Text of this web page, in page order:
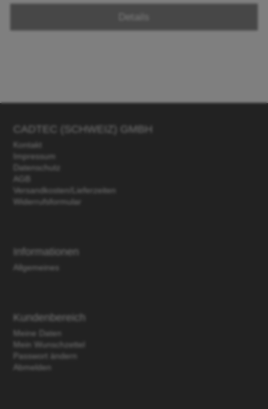
Details
CADTEC (SCHWEIZ) GMBH
Kontakt
Impressum
Datenschutz
Versandkosten/Lieferzeiten
Widerrufsformular
Informationen
Allgemeines
Kundenbereich
Meine Daten
Mein Wunschzettel
Passwort ändern
Abmelden